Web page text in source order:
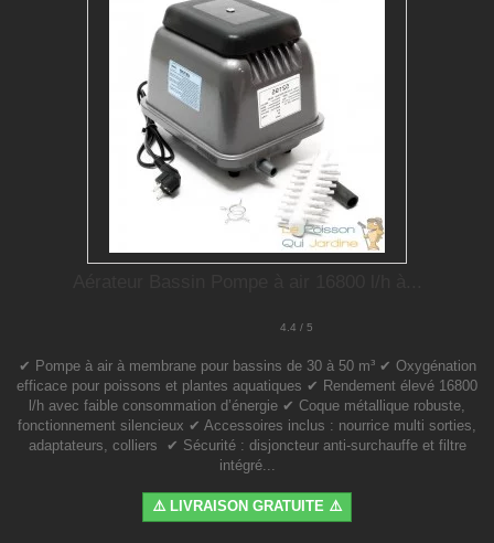
4.4 / 5
✔ Pompe à air à membrane pour bassins de 30 à 50 m³ ✔ Oxygénation
efficace pour poissons et plantes aquatiques ✔ Rendement élevé 16800
l/h avec faible consommation d’énergie ✔ Coque métallique robuste,
fonctionnement silencieux ✔ Accessoires inclus : nourrice multi sorties,
adaptateurs, colliers ✔ Sécurité : disjoncteur anti-surchauffe et filtre
intégré...
⚠️ LIVRAISON GRATUITE ⚠️